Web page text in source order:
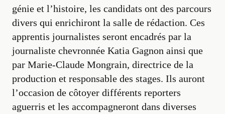
génie et l’histoire, les candidats ont des parcours
divers qui enrichiront la salle de rédaction. Ces
apprentis journalistes seront encadrés par la
journaliste chevronnée Katia Gagnon ainsi que
par Marie-Claude Mongrain, directrice de la
production et responsable des stages. Ils auront
l’occasion de côtoyer différents reporters
aguerris et les accompagneront dans diverses